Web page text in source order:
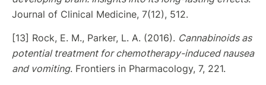
Journal of Clinical Medicine, 7(12), 512.
[13] Rock, E. M., Parker, L. A. (2016). Cannabinoids as
potential treatment for chemotherapy-induced nausea
and vomiting. Frontiers in Pharmacology, 7, 221.